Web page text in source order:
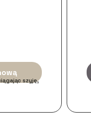
szyję,